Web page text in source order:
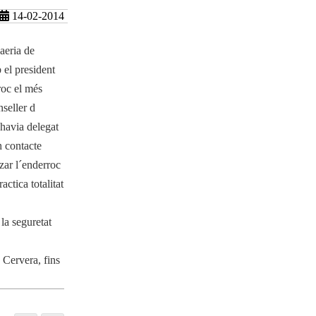
14-02-2014
de
el president
el més
d
delegat
contacte
l´enderroc
totalitat
seguretat
Cervera, fins